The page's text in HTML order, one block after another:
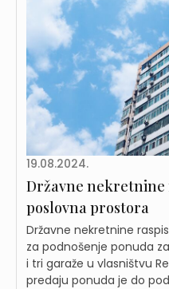
19.08.2024.
Državne nekretnine
poslovna prostora
Državne nekretnine
za podnošenje ponuda
i tri garaže u vlasništvu
predaju ponuda je do